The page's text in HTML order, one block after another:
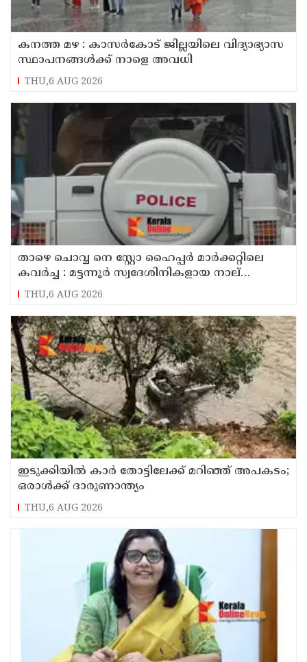
കനത്ത മഴ : കാസർകോട് ജില്ലയിലെ വിദ്യാഭ്യാസ
സ്ഥാപനങ്ങൾക്ക് നാളെ അവധി
THU,6 AUG 2026
താഴെ ചൊവ്വ നെ സ്റ്റോ ഹൈപ്പർ മാർക്കറ്റിലെ
കവർച്ച : മട്ടന്നൂർ സ്വദേശിനികളായ നാല്
പ്രതികൾ പിടിയിൽ
THU,6 AUG 2026
ഇടുക്കിയിൽ കാർ തോട്ടിലേക്ക് മറിഞ്ഞ് അപകടം;
ഒരാൾക്ക് ദാരുണാന്ത്യം
THU,6 AUG 2026